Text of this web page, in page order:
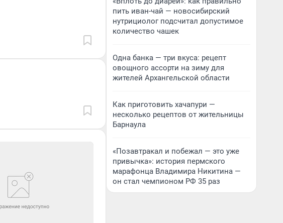
пить иван-чай — новосибирский
нутрициолог подсчитал допустимое
количество чашек
Одна банка — три вкуса: рецепт
овощного ассорти на зиму для
жителей Архангельской области
Как приготовить хачапури —
несколько рецептов от жительницы
Барнаула
«Позавтракал и побежал — это уже
привычка»: история пермского
марафонца Владимира Никитина —
он стал чемпионом РФ 35 раз